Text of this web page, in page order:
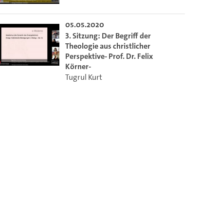
aktuelle Zeit auszuwählen.
Link auf den Ausschnitt des Videos.
Lecture2Go-Videoplayer einzubetten.
05.05.2020
3. Sitzung: Der Begriff der
Theologie aus christlicher
Perspektive- Prof. Dr. Felix
Körner-
Tugrul Kurt